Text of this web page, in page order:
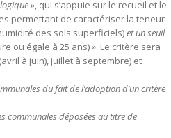
», qui s’appuie sur le recueil et le
permettant de caractériser la teneur
des sols superficiels)et un seuil
ou égale à 25 ans) ». Le critère sera
à juin), juillet à septembre) et
du fait de l’adoption d’un critère
communales déposées au titre de